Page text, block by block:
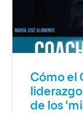
Cómo el
de los